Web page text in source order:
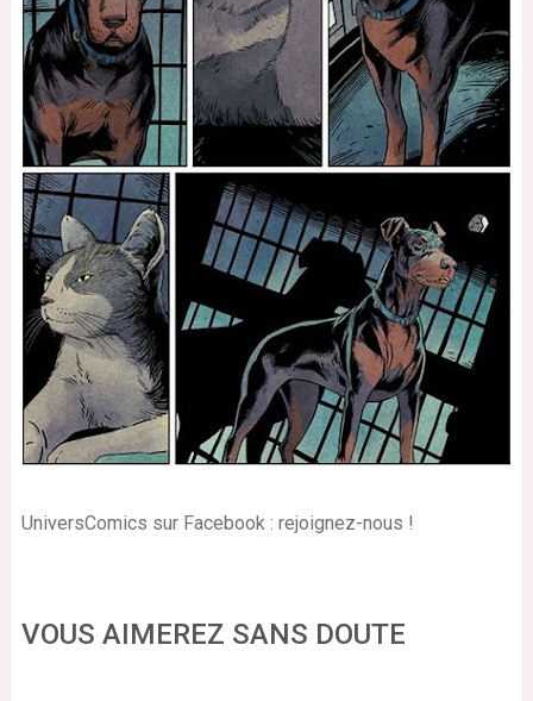
UniversComics sur Facebook : rejoignez-nous !
VOUS AIMEREZ SANS DOUTE